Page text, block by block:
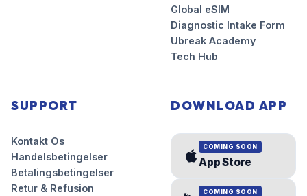
Global eSIM
Diagnostic Intake Form
Ubreak Academy
Tech Hub
SUPPORT
Kontakt Os
Handelsbetingelser
Betalingsbetingelser
Retur & Refusion
DOWNLOAD APP
COMING SOON
App Store
COMING SOON